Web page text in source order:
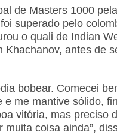
de Masters 1000
superado pelo
o quali de Indian
antes de
bobear. Comecei
me mantive sólido,
vitória, mas preciso
coisa ainda”,